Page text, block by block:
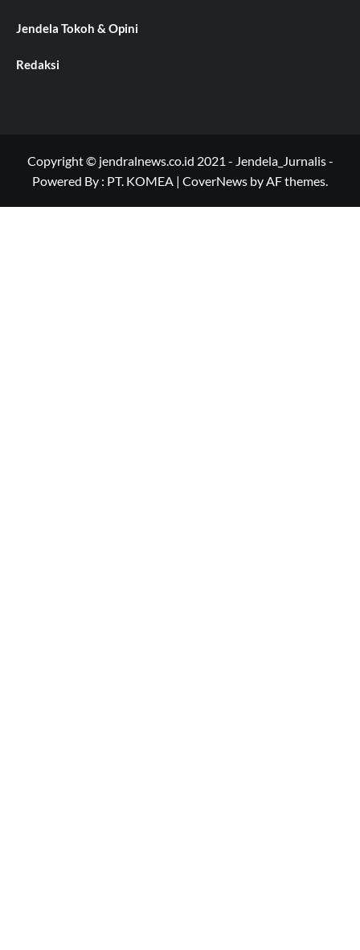
Jendela Tokoh & Opini
Redaksi
Copyright © jendralnews.co.id 2021 - Jendela_Jurnalis -
Powered By : PT. KOMEA | CoverNews by AF themes.